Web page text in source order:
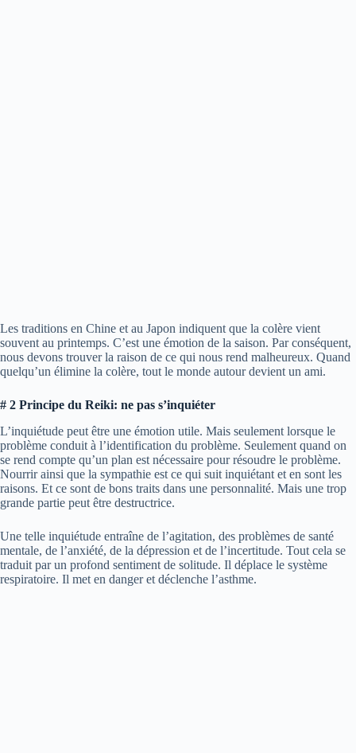
Les traditions en Chine et au Japon indiquent que la colère vient
souvent au printemps. C’est une émotion de la saison. Par conséquent,
nous devons trouver la raison de ce qui nous rend malheureux. Quand
quelqu’un élimine la colère, tout le monde autour devient un ami.
# 2 Principe du Reiki: ne pas s’inquiéter
L’inquiétude peut être une émotion utile. Mais seulement lorsque le
problème conduit à l’identification du problème. Seulement quand on
se rend compte qu’un plan est nécessaire pour résoudre le problème.
Nourrir ainsi que la sympathie est ce qui suit inquiétant et en sont les
raisons. Et ce sont de bons traits dans une personnalité. Mais une trop
grande partie peut être destructrice.
Une telle inquiétude entraîne de l’agitation, des problèmes de santé
mentale, de l’anxiété, de la dépression et de l’incertitude. Tout cela se
traduit par un profond sentiment de solitude. Il déplace le système
respiratoire. Il met en danger et déclenche l’asthme.